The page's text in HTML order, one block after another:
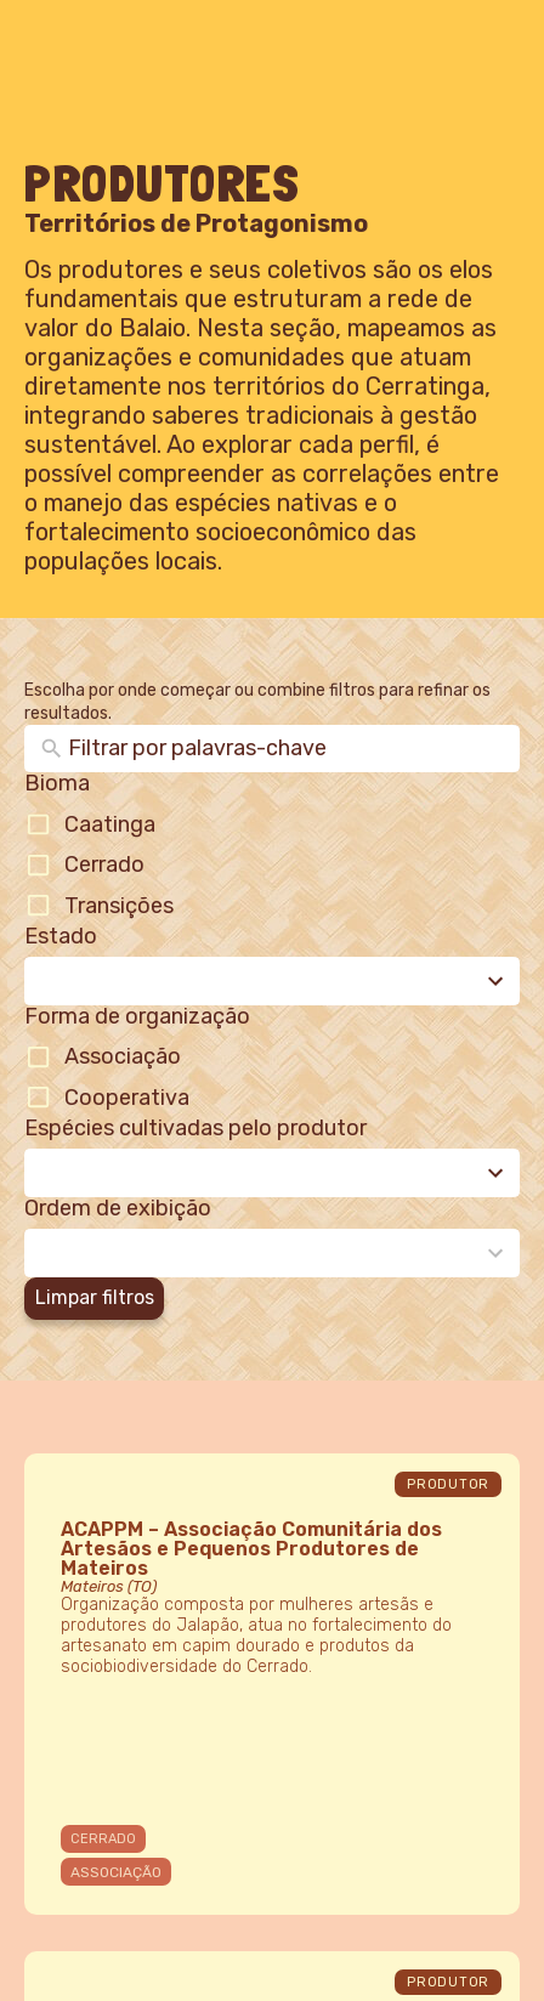
PRODUTORES
Territórios de Protagonismo
Os produtores e seus coletivos são os elos
fundamentais que estruturam a rede de
valor do Balaio. Nesta seção, mapeamos as
organizações e comunidades que atuam
diretamente nos territórios do Cerratinga,
integrando saberes tradicionais à gestão
sustentável. Ao explorar cada perfil, é
possível compreender as correlações entre
o manejo das espécies nativas e o
fortalecimento socioeconômico das
populações locais.
Escolha por onde começar ou combine filtros para refinar os
resultados.
Bioma
Caatinga
Cerrado
Transições
Estado
11
results
available
Forma de organização
Associação
Cooperativa
Espécies cultivadas pelo produtor
24
results
available
Ordem de exibição
2
results
available
Limpar filtros
PRODUTOR
ACAPPM – Associação Comunitária dos
Artesãos e Pequenos Produtores de
Mateiros
Mateiros (TO)
Organização composta por mulheres artesãs e
produtores do Jalapão, atua no fortalecimento do
artesanato em capim dourado e produtos da
sociobiodiversidade do Cerrado.
CERRADO
ASSOCIAÇÃO
PRODUTOR